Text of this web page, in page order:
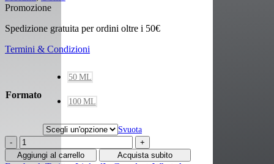
Promozione
Spedizione gratuita per ordini oltre i 50€
Termini & Condizioni
Formato
50 ML
100 ML
Svuota
-
+
Aggiungi al carrello
Acquista subito